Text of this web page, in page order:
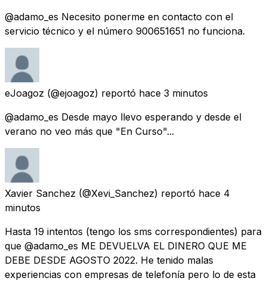
@adamo_es Necesito ponerme en contacto con el
servicio técnico y el número 900651651 no funciona.
eJoagoz (@ejoagoz) reportó hace 3 minutos
@adamo_es Desde mayo llevo esperando y desde el
verano no veo más que "En Curso"...
Xavier Sanchez (@Xevi_Sanchez) reportó hace 4
minutos
Hasta 19 intentos (tengo los sms correspondientes) para
que @adamo_es ME DEVUELVA EL DINERO QUE ME
DEBE DESDE AGOSTO 2022. He tenido malas
experiencias con empresas de telefonía pero lo de esta